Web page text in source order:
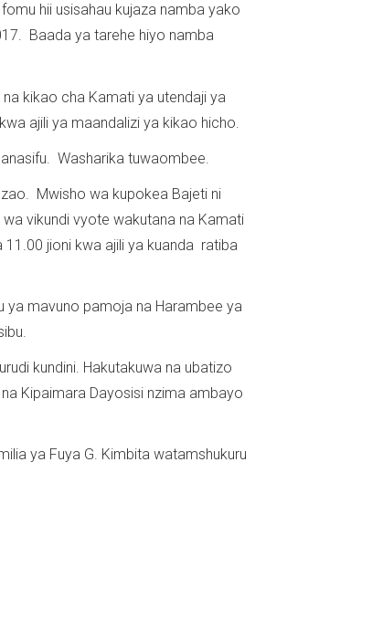
hii usisahau kujaza namba yako
Baada ya tarehe hiyo namba
kikao cha Kamati ya utendaji ya
ajili ya maandalizi ya kikao hicho.
Washarika tuwaombee.
Mwisho wa kupokea Bajeti ni
vikundi vyote wakutana na Kamati
11.00 jioni kwa ajili ya kuanda ratiba
ya mavuno pamoja na Harambee ya
kundini. Hakutakuwa na ubatizo
Kipaimara Dayosisi nzima ambayo
ya Fuya G. Kimbita watamshukuru